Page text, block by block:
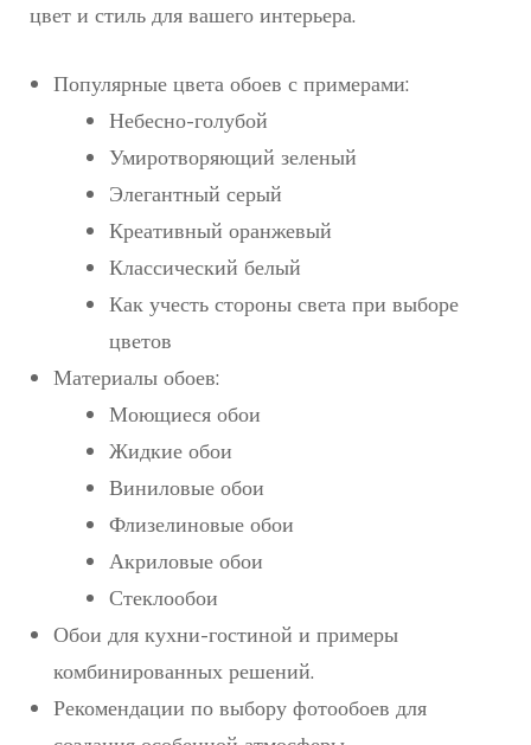
цвет и стиль для вашего интерьера.
Популярные цвета обоев с примерами:
Небесно-голубой
Умиротворяющий зеленый
Элегантный серый
Креативный оранжевый
Классический белый
Как учесть стороны света при выборе
цветов
Материалы обоев:
Моющиеся обои
Жидкие обои
Виниловые обои
Флизелиновые обои
Акриловые обои
Стеклообои
Обои для кухни-гостиной и примеры
комбинированных решений.
Рекомендации по выбору фотообоев для